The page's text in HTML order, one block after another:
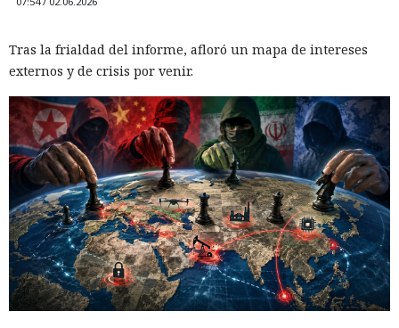
Tras la frialdad del informe, afloró un mapa de intereses
externos y de crisis por venir.